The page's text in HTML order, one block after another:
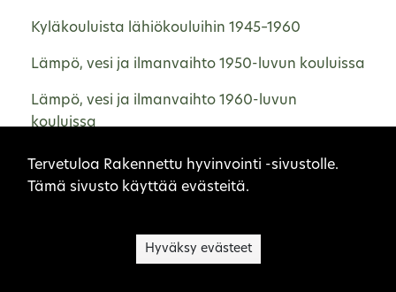
Kyläkouluista lähiökouluihin 1945–1960
Lämpö, vesi ja ilmanvaihto 1950-luvun kouluissa
Lämpö, vesi ja ilmanvaihto 1960-luvun
kouluissa
Lämpö, vesi ja ilmanvaihto 1970-luvun kouluissa
1950-luvun koulutalo – rakenteet ja niiden
1960-luvun koulutalo – rakenteet ja niiden
Sivuston evästeet
Tervetuloa Rakennettu hyvinvointi -sivustolle.
Tämä sivusto käyttää evästeitä.
Hyväksy evästeet